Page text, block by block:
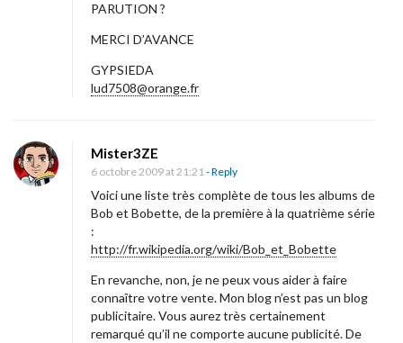
PARUTION ?
MERCI D’AVANCE
GYPSIEDA
lud7508@orange.fr
Mister3ZE
6 octobre 2009 at 21:21- Reply
Voici une liste très complète de tous les albums de
Bob et Bobette, de la première à la quatrième série
:
http://fr.wikipedia.org/wiki/Bob_et_Bobette
En revanche, non, je ne peux vous aider à faire
connaître votre vente. Mon blog n’est pas un blog
publicitaire. Vous aurez très certainement
remarqué qu’il ne comporte aucune publicité. De